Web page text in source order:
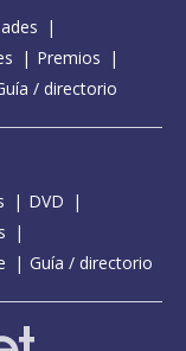
Premios
/ directorio
DVD
Guía / directorio